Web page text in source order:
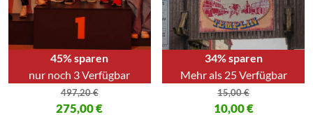
45% sparen
nur noch 3 Verfügbar
497,20€
Ursprünglicher Preis war: 497,20 €
275,00€
34% sparen
Mehr als 25 Verfügbar
15,00€
Ursprünglicher Preis war:
10,00€